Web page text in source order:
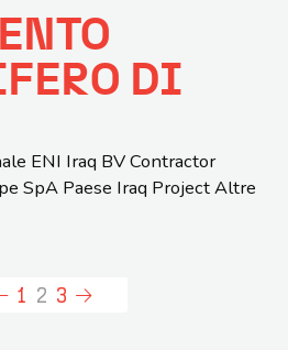
DI
ENI Iraq BV Contractor
SpA Paese Iraq Project Altre
Pagina
1 Pagina
2 Pagina
3